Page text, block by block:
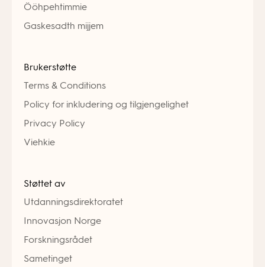
Ööhpehtimmie
Gaskesadth mijjem
Brukerstøtte
Terms & Conditions
Policy for inkludering og tilgjengelighet
Privacy Policy
Viehkie
Støttet av
Utdanningsdirektoratet
Innovasjon Norge
Forskningsrådet
Sametinget